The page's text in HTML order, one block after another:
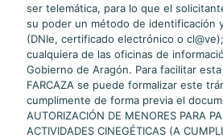
ser telemática, para lo que el
su poder un método de identificación
(DNIe, certificado electrónico o
cualquiera de las oficinas de
Gobierno de Aragón. Para facilitar
FARCAZA se puede formalizar este
cumplimente de forma previa el
AUTORIZACIÓN DE MENORES PARA
ACTIVIDADES CINEGÉTICAS (A